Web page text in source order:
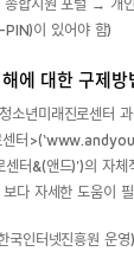
종합지원 포털 → 개
PIN)이 있어야 함)
에 대한 구제방
소년미래진로센터
센터
센터&(앤드)')의 자
다 자세한 도움이
국인터넷진흥원 운영)